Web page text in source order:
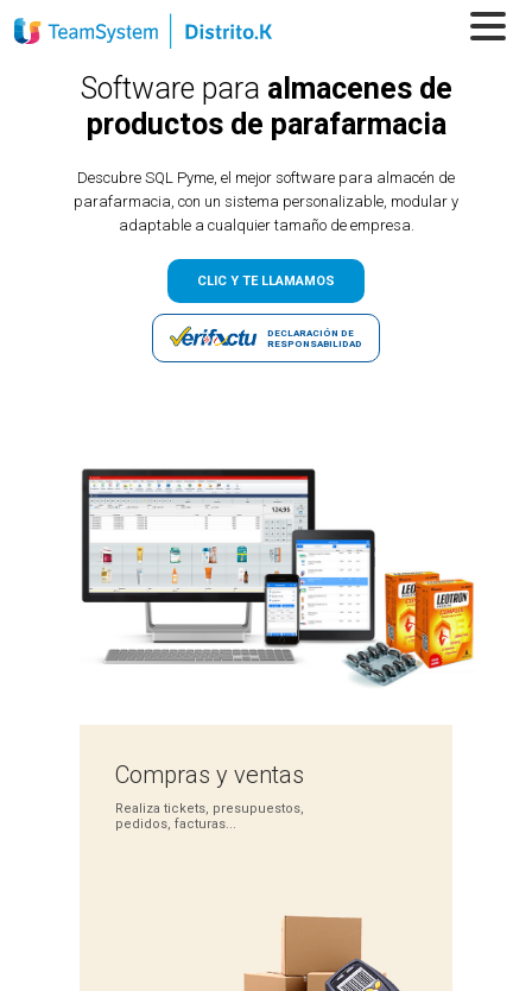
Software para almacenes de
productos de parafarmacia
Descubre SQL Pyme, el mejor software para almacén de
parafarmacia, con un sistema personalizable, modular y
adaptable a cualquier tamaño de empresa.
CLIC Y TE LLAMAMOS
DECLARACIÓN DE
RESPONSABILIDAD
Comprasy ventas
Realiza tickets, presupuestos,
pedidos, facturas...